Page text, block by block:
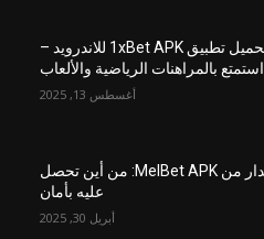
عنوان: تحميل تطبيق 1xBet APK للاندرويد –
استمتع بالمراهنات الرياضية والألعاب
أغسطس 13, 2025
أحدث إصدار من MelBet APK: من أين تحصل
عليه بأمان
أبريل 30, 2025